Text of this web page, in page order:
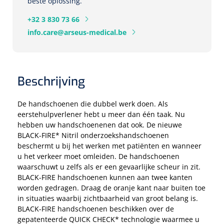
Positioneringsmateriaal
Drinkhulpmiddelen
Bekers
Koffiebekers
Opzetstukken voor bekers
Badkamerhulpmiddelen
Toiletverhogers
Dermatoscopen
Otoscopen
Ophtalmoscopen
Penlight
Tongspatelhouders
Voorhoofdslampen
Bobath
Osteo
Kantel
Tabouret
Fysiotechniek & hydromassage
Shockwave
Oppervlaktereiniging & -desinfectie
Zakdoekjes
Toiletpapier
Werkdoeken
Servietten
Onderzoekstafelpapier
Urinezakken & urinepotjes
Bedpannen & toiletemmers
Infuustherapie
Toebehoren injectiemateriaal
Zeletten
Naaldcontainers en toebehoren
Ontsmettingsalcohol
Naaldknippers
Stuwbanden
Alcoswabs
Hoofdkussens
Medisch kabinet
Onderzoekstafels
Onderzoekslampen
Dokterstassen & toebehoren
Tabouretten
Opstapjes
Uterustangen
Verwijdertangen voor wondhaken
Bistouri
Bistourimesjes
Stitch cutters
Volledige bistouris
Bistourihouders
Vingerspalken
Enkelspalken
Vetgaaskompressen
Gaaskompressen
Oogkompressen
Niet inklevende verbanden
Absorberende verbanden
Deppers
+32 3 830 73 66
info.care@arseus-medical.be
Beschrijving
De handschoenen die dubbel werk doen. Als
eerstehulpverlener hebt u meer dan één taak. Nu
hebben uw handschoenenen dat ook. De nieuwe
BLACK-FIRE* Nitril onderzoekshandschoenen
beschermt u bij het werken met patiënten en wanneer
u het verkeer moet omleiden. De handschoenen
waarschuwt u zelfs als er een gevaarlijke scheur in zit.
BLACK-FIRE handschoenen kunnen aan twee kanten
worden gedragen. Draag de oranje kant naar buiten toe
in situaties waarbij zichtbaarheid van groot belang is.
BLACK-FIRE handschoenen beschikken over de
gepatenteerde QUICK CHECK* technologie waarmee u